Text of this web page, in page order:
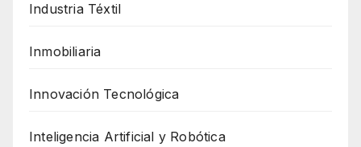
Industria Téxtil
Inmobiliaria
Innovación Tecnológica
Inteligencia Artificial y Robótica